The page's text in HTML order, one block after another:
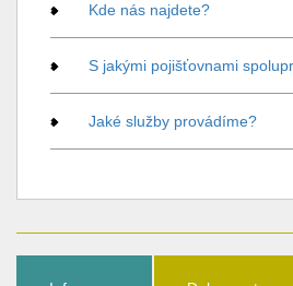
Kde nás najdete?
S jakými pojišťovnami
Jaké služby provádíme?